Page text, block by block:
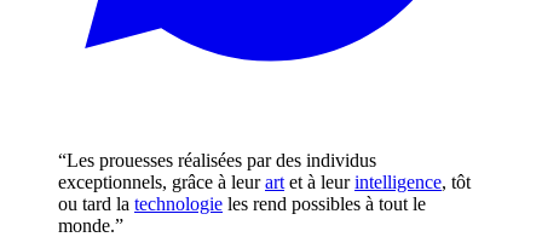
“Les prouesses réalisées par des individus
exceptionnels, grâce à leurart et à leurintelligence, tôt
ou tard la technologie les rend possibles à tout le
monde.”